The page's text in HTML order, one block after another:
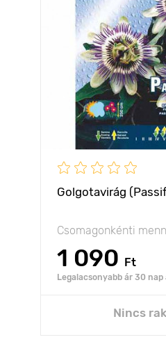
Golgotavirág
Csomagonkénti
1 090 Ft
Legalacsonyabb ár 30
Nincs